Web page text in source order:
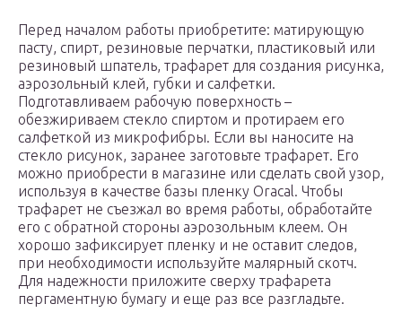
Перед началом работы приобретите: матирующую
пасту, спирт, резиновые перчатки, пластиковый или
резиновый шпатель, трафарет для создания рисунка,
аэрозольный клей, губки и салфетки.
Подготавливаем рабочую поверхность –
обезжириваем стекло спиртом и протираем его
салфеткой из микрофибры. Если вы наносите на
стекло рисунок, заранее заготовьте трафарет. Его
можно приобрести в магазине или сделать свой узор,
используя в качестве базы пленку Oracal. Чтобы
трафарет не съезжал во время работы, обработайте
его с обратной стороны аэрозольным клеем. Он
хорошо зафиксирует пленку и не оставит следов,
при необходимости используйте малярный скотч.
Для надежности приложите сверху трафарета
пергаментную бумагу и еще раз все разгладьте.